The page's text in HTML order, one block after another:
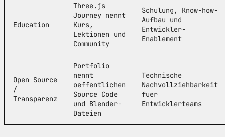
Education
Three.js
Journey nennt
Kurs,
Lektionen und
Community
Schulung, Know-how-
Aufbau und
Entwickler-
Enablement
Open Source
/
Transparenz
Portfolio
nennt
oeffentlichen
Source Code
und Blender-
Dateien
Technische
Nachvollziehbarkeit
fuer
Entwicklerteams